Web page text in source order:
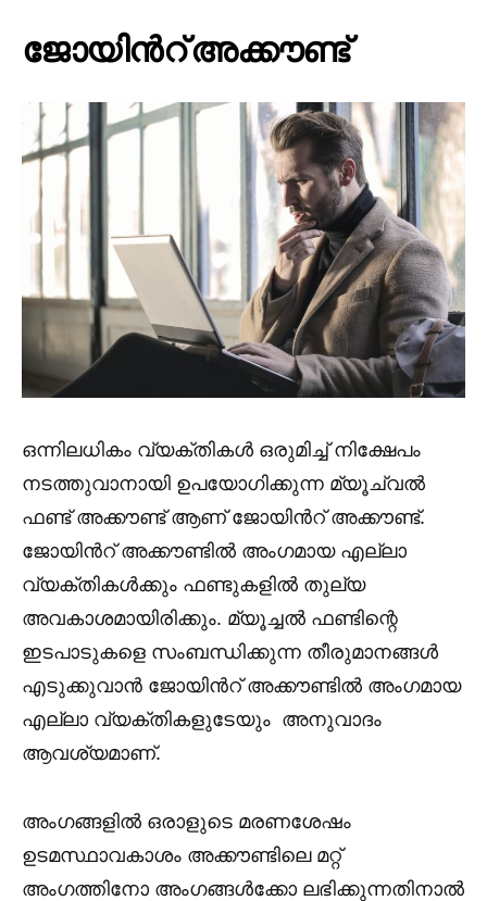
ജോയിൻറ് അക്കൗണ്ട്
ഒന്നിലധികം വ്യക്തികൾ ഒരുമിച്ച് നിക്ഷേപം
നടത്തുവാനായി ഉപയോഗിക്കുന്ന മ്യൂച്വൽ
ഫണ്ട് അക്കൗണ്ട് ആണ് ജോയിൻറ് അക്കൗണ്ട്.
ജോയിൻറ് അക്കൗണ്ടിൽ അംഗമായ എല്ലാ
വ്യക്തികൾക്കും ഫണ്ടുകളിൽ തുല്യ
അവകാശമായിരിക്കും. മ്യൂച്ചൽ ഫണ്ടിന്റെ
ഇടപാടുകളെ സംബന്ധിക്കുന്ന തീരുമാനങ്ങൾ
എടുക്കുവാൻ ജോയിൻറ് അക്കൗണ്ടിൽ അംഗമായ
എല്ലാ വ്യക്തികളുടേയും അനുവാദം
ആവശ്യമാണ്.
അംഗങ്ങളിൽ ഒരാളുടെ മരണശേഷം
ഉടമസ്ഥാവകാശം അക്കൗണ്ടിലെ മറ്റ്
അംഗത്തിനോ അംഗങ്ങൾക്കോ ലഭിക്കുന്നതിനാൽ